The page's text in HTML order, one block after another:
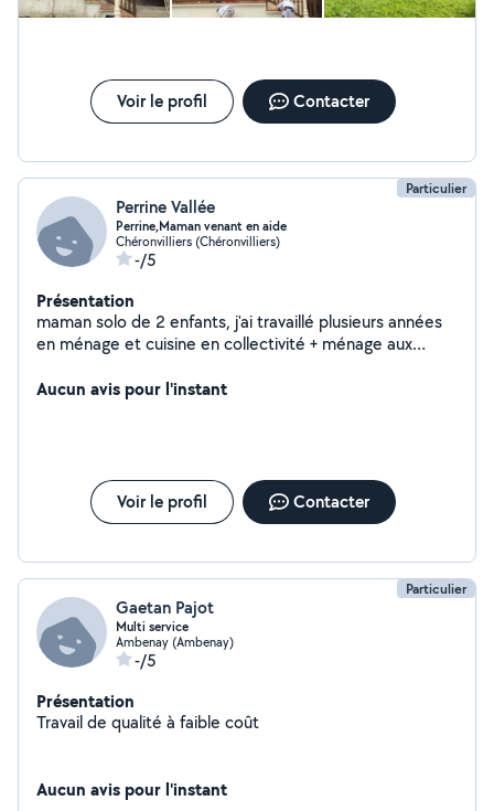
Voir le profil Contacter
Particulier
Perrine Vallée
Perrine,Maman venant en aide
Chéronvilliers (Chéronvilliers)
-/5
Présentation
maman solo de 2 enfants, j'ai travaillé plusieurs années
en ménage et cuisine en collectivité + ménage aux
bonbons à mon compte depuis 5 ans. Vous pouvez avoir
année de DUT Statistiques et Informatique, aide aux
devoirs possible également Au plaisir de vous aider dans
vos besoins à bientôt Perrine
Aucun avis pour l'instant
Voir le profil Contacter
Particulier
Gaetan Pajot
Multi service
Ambenay (Ambenay)
-/5
Présentation
Travail de qualité à faible coût
Aucun avis pour l'instant